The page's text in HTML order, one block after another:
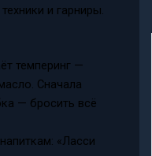
и гарниры.
темперинг —
Сначала
— бросить всё
«Ласси